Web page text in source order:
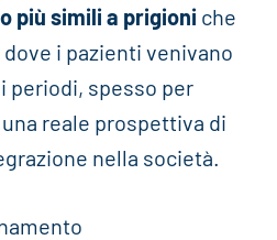
più simili a prigioni che
i pazienti venivano
periodi, spesso per
reale prospettiva di
nella società.